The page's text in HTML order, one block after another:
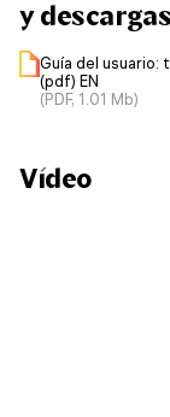
y descargas
Guía del usuario:
(pdf) EN
(PDF, 1.01 Mb)
Vídeo